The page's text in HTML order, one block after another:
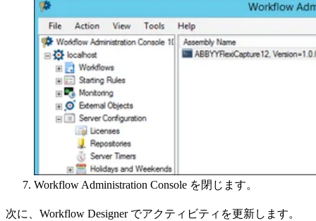
Workflow Administration Console を閉じます。
次に、Workflow Designer でアクティビティを更新します。